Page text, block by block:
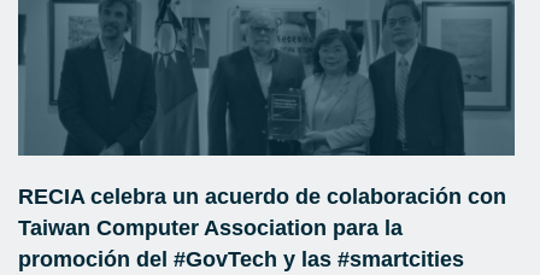
RECIA celebra un acuerdo de colaboración con
Taiwan Computer Association para la
promoción del #GovTech y las #smartcities